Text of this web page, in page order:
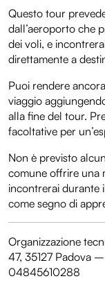
Questo tour
dall’aeroporto che
dei voli, e
direttamente a
Puoi rendere
viaggio
alla fine del tour.
facoltative per
Non è previsto
comune offrire una
incontrerai durante
come segno di
Organizzazione
47, 35127 Padova
04845610288